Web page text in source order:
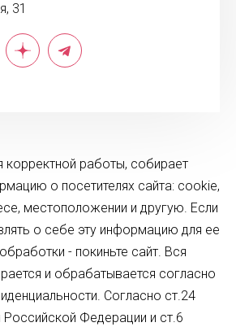
31
корректной работы, собирает
о посетителях сайта: cookie,
местоположении и другую. Если
о себе эту информацию для ее
- покиньте сайт. Вся
и обрабатывается согласно
Согласно ст.24
Российской Федерации и ст.6